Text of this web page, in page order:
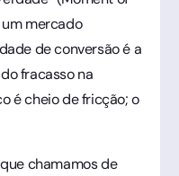
um mercado
de conversão é a
fracasso na
é cheio de fricção; o
chamamos de